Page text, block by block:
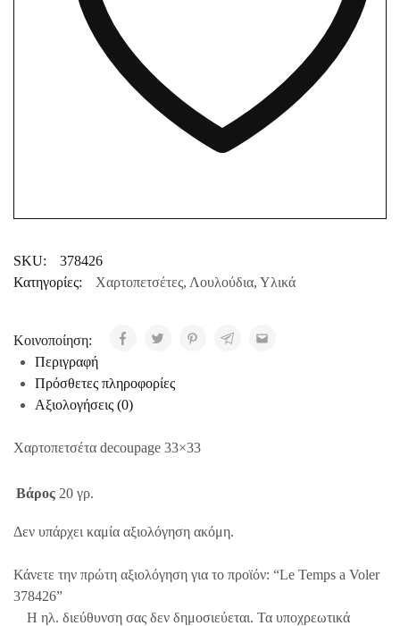
SKU:
378426
Κατηγορίες:
Χαρτοπετσέτες, Λουλούδια, Υλικά
Κοινοποίηση:
Περιγραφή
Πρόσθετες πληροφορίες
Αξιολογήσεις (0)
Χαρτοπετσέτα decoupage 33×33
Βάρος 20 γρ.
Δεν υπάρχει καμία αξιολόγηση ακόμη.
Κάνετε την πρώτη αξιολόγηση για το προϊόν: “Le Temps a Voler
378426”
Η ηλ. διεύθυνση σας δεν δημοσιεύεται. Τα υποχρεωτικά